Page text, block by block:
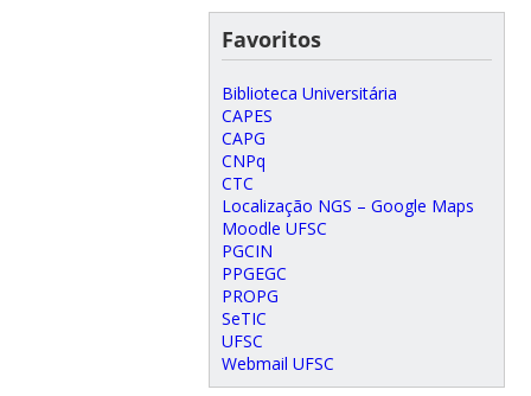
Favoritos
Biblioteca Universitária
CAPES
CAPG
CNPq
CTC
Localização NGS – Google Maps
Moodle UFSC
PGCIN
PPGEGC
PROPG
SeTIC
UFSC
Webmail UFSC